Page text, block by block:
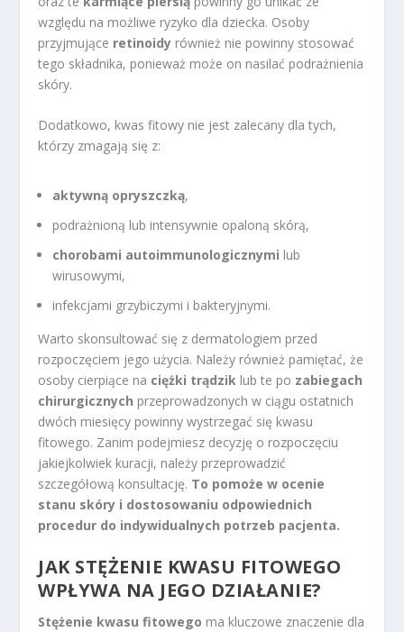
względu na możliwe ryzyko dla dziecka. Osoby
przyjmujące retinoidy również nie powinny stosować
tego składnika, ponieważ może on nasilać podrażnienia
skóry.
Dodatkowo, kwas fitowy nie jest zalecany dla tych,
którzy zmagają się z:
aktywną opryszczką,
podrażnioną lub intensywnie opaloną skórą,
chorobami autoimmunologicznymi lub
wirusowymi,
infekcjami grzybiczymi i bakteryjnymi.
Warto skonsultować się z dermatologiem przed
rozpoczęciem jego użycia. Należy również pamiętać, że
osoby cierpiące na ciężki trądzik lub te po zabiegach
chirurgicznych przeprowadzonych w ciągu ostatnich
dwóch miesięcy powinny wystrzegać się kwasu
fitowego. Zanim podejmiesz decyzję o rozpoczęciu
jakiejkolwiek kuracji, należy przeprowadzić
szczegółową konsultację. To pomoże w ocenie
stanu skóry i dostosowaniu odpowiednich
procedur do indywidualnych potrzeb pacjenta.
JAK STĘŻENIE KWASU FITOWEGO
WPŁYWA NA JEGO DZIAŁANIE?
Stężenie kwasu fitowego ma kluczowe znaczenie dla